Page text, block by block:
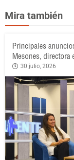
Mira también
Principales
Mesones, directora
30 julio, 2026